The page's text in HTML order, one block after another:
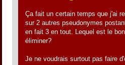
Ça fait un certain temps que j'ai
sur 2 autres pseudonymes
en fait 3 en tout. Lequel est le
éliminer?
Je ne voudrais surtout pas faire